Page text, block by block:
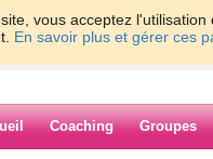
vous acceptez
En savoir plus et gérer ces
Coaching Groupes